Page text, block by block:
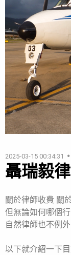
2025-03-15 00:34:31
聶瑞毅
關於律師收費 關
但無論如何哪個
自然律師也不例外
以下就介紹一下